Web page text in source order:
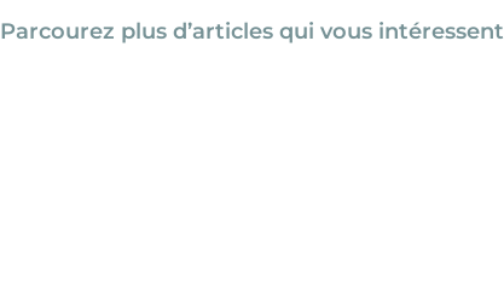
Parcourez plus d’articles qui vous intéressent